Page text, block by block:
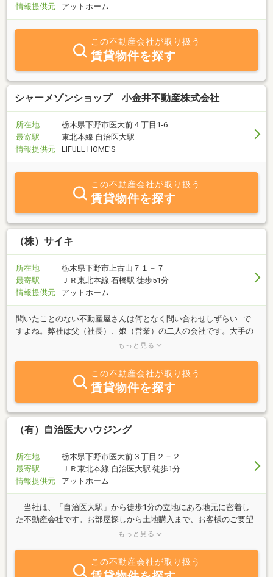
情報提供元
アットホーム
この不動産会社が取り扱う
賃貸物件を探す
シャーメゾンショップ 小金井不動産株式会社
所在地
栃木県下野市医大前４丁目1-6
最寄駅
東北本線 自治医大駅
情報提供元
LIFULL HOME'S
この不動産会社が取り扱う
賃貸物件を探す
（株）サイキ
所在地
栃木県下野市上古山７１－７
最寄駅
ＪＲ東北本線 石橋駅 徒歩51分
情報提供元
アットホーム
聞いたことのない不動産屋さんは何となく問い合わせしずらい…で
すよね。弊社は父（社長）、娘（営業）の二人の会社です。大手の
不動産屋さんと比べると頼りなく思うかも知れませんが、その分細
自宅ですので、逃げも隠れもできません。ご希望に沿う物件をお探
しするお手伝いをさせていただければと思います！土地・賃貸物件
のご相談、受付中！安心してお取引ができるよう、一つ一つ丁寧に
対応させて頂きます！
もっと見る
この不動産会社が取り扱う
賃貸物件を探す
（有）自治医大ハウジング
所在地
栃木県下野市医大前３丁目２－２
最寄駅
ＪＲ東北本線 自治医大駅 徒歩1分
情報提供元
アットホーム
当社は、「自治医大駅」から徒歩1分の立地にある地元に密着し
た不動産会社です。お部屋探しから土地購入まで、お客様のご要望
にあった住まい探しをお手伝い致します。不動産に関することな
もっと見る
この不動産会社が取り扱う